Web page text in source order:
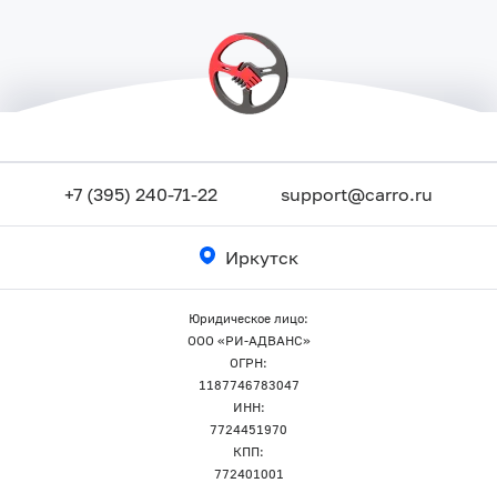
+7 (395) 240-71-22 support@carro.ru
Иркутск
Юридическое лицо:
ООО «РИ-АДВАНС»
ОГРН:
1187746783047
ИНН:
7724451970
КПП:
772401001